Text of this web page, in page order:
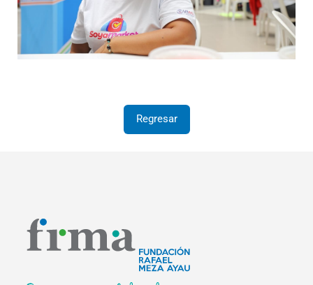
Regresar